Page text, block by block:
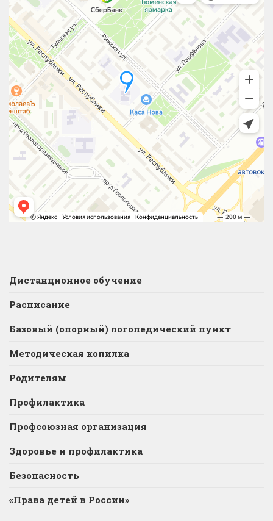
Дистанционное обучение
Расписание
Базовый (опорный) логопедический пункт
Методическая копилка
Родителям
Профилактика
Профсоюзная организация
Здоровье и профилактика
Безопасность
«Права детей в России»